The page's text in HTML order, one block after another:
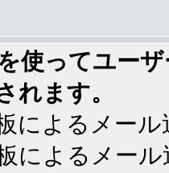
使ってユー
れます。
によるメー
によるメー